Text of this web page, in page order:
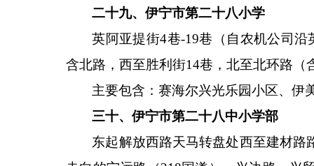
二十九、伊宁市第二十八小学
英阿亚提街4巷-19巷（自农机公司
含北路，西至胜利街14巷，北至北环路
主要包含：赛海尔兴光乐园小区、伊
三十、伊宁市第二十八中小学部
东起解放西路天马转盘处西至建材